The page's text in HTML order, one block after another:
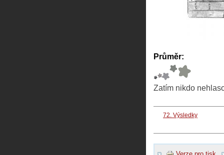
Průměr:
Zatím nikdo
72. Výsledky
Verze pro tisk